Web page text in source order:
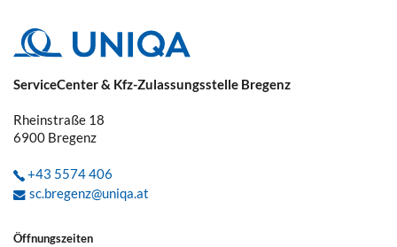
ServiceCenter & Kfz-Zulassungsstelle Bregenz
Rheinstraße 18
6900 Bregenz
+43 5574 406
sc.bregenz@uniqa.at
Öffnungszeiten